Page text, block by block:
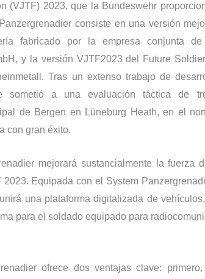
(VJTF) 2023, que la Bundeswehr
consiste en una versión
fabricado por la empresa conjunta de
y la versión VJTF2023 del Future
Tras un extenso trabajo de
sometió a una evaluación táctica de
de Bergen en Lüneburg Heath, en el
con gran éxito.
mejorará sustancialmente la fuerza
Equipada con el System
una plataforma digitalizada de
para el soldado equipado para
ofrece dos ventajas clave: